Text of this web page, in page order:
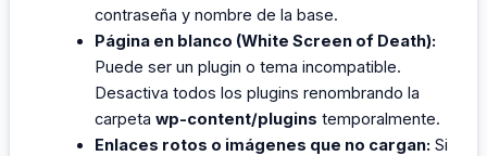
contraseña y nombre de la base.
Página en blanco (White Screen of Death):
Puede ser un plugin o tema incompatible.
Desactiva todos los plugins renombrando la
carpetawp-content/plugins temporalmente.
Enlaces rotos o imágenes que no cargan: Si